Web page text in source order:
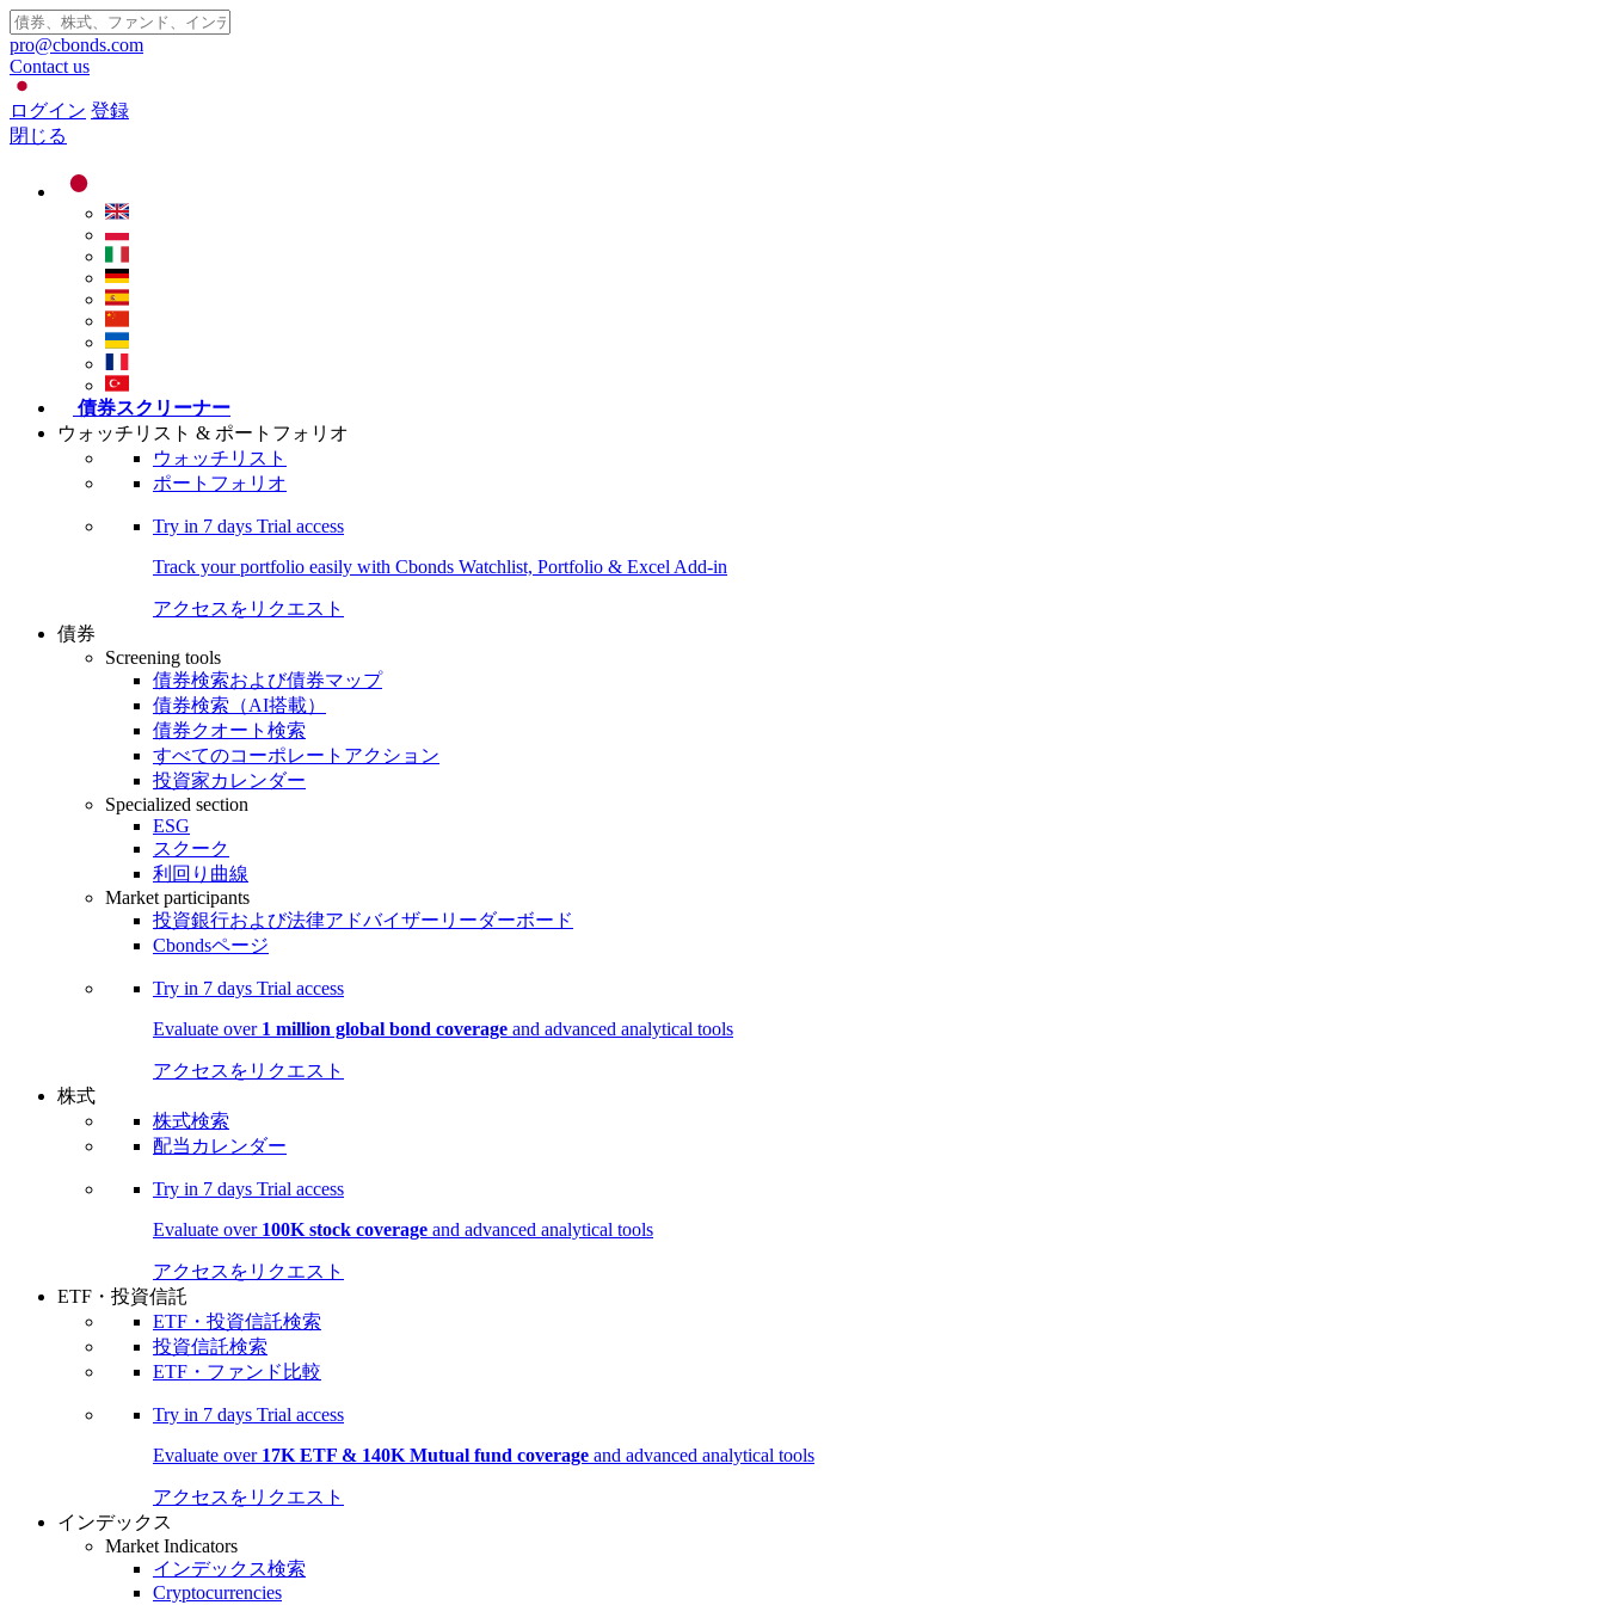
pro@cbonds.com
Contact us
ログイン 登録
閉じる
債券スクリーナー
ウォッチリスト & ポートフォリオ
ウォッチリスト
ポートフォリオ
Try in 7 days Trial access
Track your portfolio easily with Cbonds Watchlist, Portfolio & Excel Add-in
アクセスをリクエスト
債券
Screening tools
債券検索および債券マップ
債券検索（AI搭載）
債券クオート検索
すべてのコーポレートアクション
投資家カレンダー
Specialized section
ESG
スクーク
利回り曲線
Market participants
投資銀行および法律アドバイザーリーダーボード
Cbondsページ
Try in 7 days Trial access
Evaluate over 1 million global bond coverage and advanced analytical tools
アクセスをリクエスト
株式
株式検索
配当カレンダー
Try in 7 days Trial access
Evaluate over 100K stock coverage and advanced analytical tools
アクセスをリクエスト
ETF・投資信託
ETF・投資信託検索
投資信託検索
ETF・ファンド比較
Try in 7 days Trial access
Evaluate over 17K ETF & 140K Mutual fund coverage and advanced analytical tools
アクセスをリクエスト
インデックス
Market Indicators
インデックス検索
Cryptocurrencies